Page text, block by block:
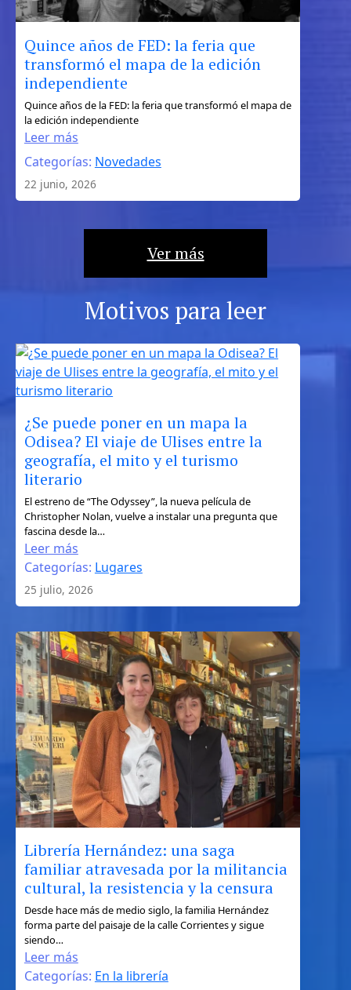
Quince años de FED: la feria que
transformó el mapa de la edición
independiente
Quince años de la FED: la feria que transformó el mapa de
la edición independiente
Leer más
:
Quince
años
de
FED:
la
edición
independiente
Categorías: Novedades
22 junio, 2026
Ver más
Motivos para leer
¿Se puede poner en un mapa la
Odisea? El viaje de Ulises entre la
geografía, el mito y el turismo
literario
El estreno de “The Odyssey”, la nueva película de
Christopher Nolan, vuelve a instalar una pregunta que
fascina desde la…
Leer más
:
¿Se
puede
poner
un
la
Odisea?
El
viaje
de
Ulises
entre
la
geografía,
el
mito
y
el
turismo
literario
Categorías: Lugares
25 julio, 2026
Librería Hernández: una saga
familiar atravesada por la militancia
cultural, la resistencia y la censura
Desde hace más de medio siglo, la familia Hernández
forma parte del paisaje de la calle Corrientes y sigue
siendo…
Leer más
:
Librería
Hernández:
una
Categorías: En la librería